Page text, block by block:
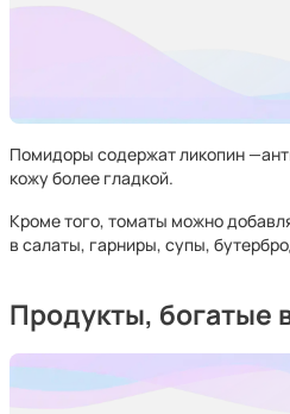
Помидоры содержат ликопин
кожу более гладкой.
Кроме того, томаты можно
в салаты, гарниры, супы,
Продукты, богатые